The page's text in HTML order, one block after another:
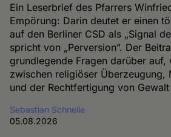
Ein Leserbrief des Pfarrers
Empörung: Darin deutet er einen
auf den Berliner CSD als „Signal
spricht von „Perversion”. Der
grundlegende Fragen darüber auf,
zwischen religiöser Überzeugung,
und der Rechtfertigung von
Sebastian Schnelle
05.08.2026